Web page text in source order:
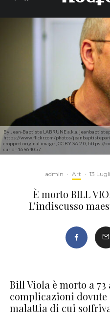
By Jean-Baptiste LABRUNE a.k.a.
https://www.flickr.com/photos/
cropped original image., CC BY-SA 2.0,
curid=16964057
admin · Art · 13
È morto BILL
L’indiscusso
Bill Viola è morto a
complicazioni dovute
malattia di cui